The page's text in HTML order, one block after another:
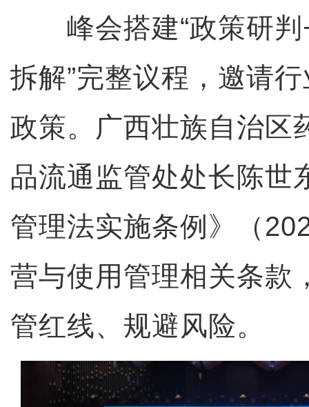
峰会搭建“政策研判
拆解”完整议程，邀请
政策。广西壮族自治区
品流通监管处处长陈世
管理法实施条例》（
营与使用管理相关条款
管红线、规避风险。